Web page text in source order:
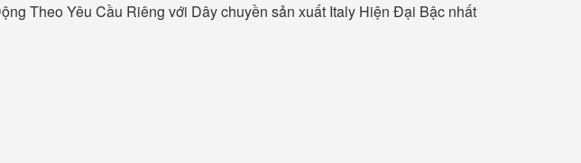
Theo Yêu Cầu Riêng với Dây chuyền sản xuất Italy Hiện Đại Bậc nhất